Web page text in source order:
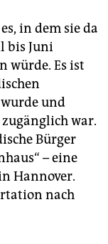
in dem sie da
bis Juni
würde. Es ist
und
war.
Bürger
– eine
Hannover.
nach